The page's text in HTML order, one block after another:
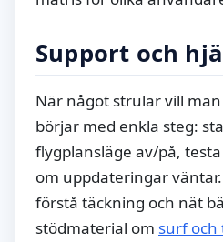
Support och
När något strular vill
börjar med enkla steg:
flygplansläge av/på,
om uppdateringar
förstå täckning och nät
stödmaterial om surf och